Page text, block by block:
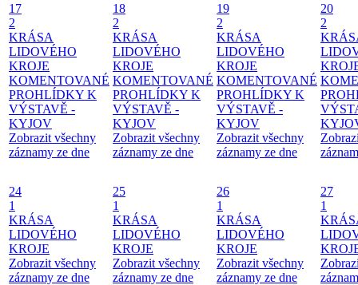
17
2
KRÁSA
LIDOVÉHO
KROJE
KOMENTOVANÉ
PROHLÍDKY K
VÝSTAVĚ -
KYJOV
Zobrazit všechny
záznamy ze dne
18
2
KRÁSA
LIDOVÉHO
KROJE
KOMENTOVANÉ
PROHLÍDKY K
VÝSTAVĚ -
KYJOV
Zobrazit všechny
záznamy ze dne
19
2
KRÁSA
LIDOVÉHO
KROJE
KOMENTOVANÉ
PROHLÍDKY K
VÝSTAVĚ -
KYJOV
Zobrazit všechny
záznamy ze dne
20
2
24
1
KRÁSA
LIDOVÉHO
KROJE
Zobrazit všechny
záznamy ze dne
25
1
KRÁSA
LIDOVÉHO
KROJE
Zobrazit všechny
záznamy ze dne
26
1
KRÁSA
LIDOVÉHO
KROJE
Zobrazit všechny
záznamy ze dne
27
1